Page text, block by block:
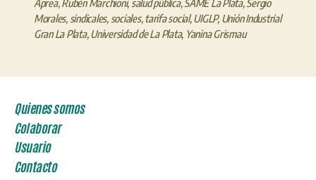
Morales, sindicales, sociales, tarifa social,UIGLP, Unión Industrial
Gran La Plata, Universidad de La Plata, Yanina Grismau
Quienes somos
Colaborar
Usuario
Contacto